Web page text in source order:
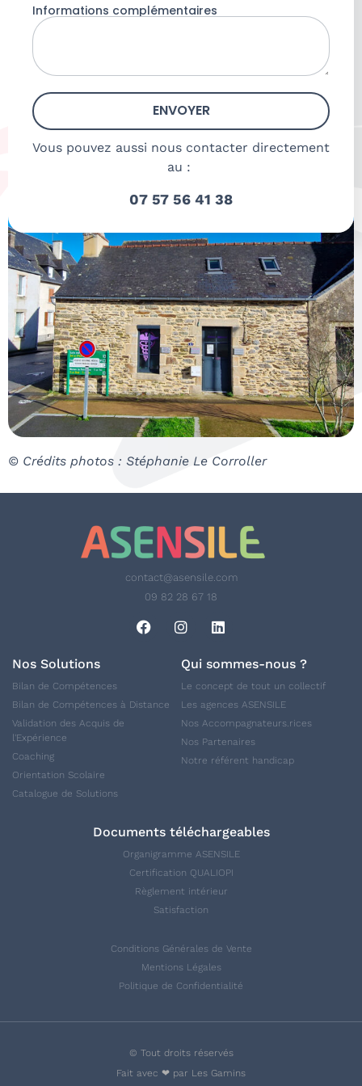
Informations complémentaires
ENVOYER
Vous pouvez aussi nous contacter directement
au :
07 57 56 41 38
© Crédits photos : Stéphanie Le Corroller
contact@asensile.com
09 82 28 67 18
Nos Solutions
Bilan de Compétences
Bilan de Compétences à Distance
Validation des Acquis de
l'Expérience
Coaching
Orientation Scolaire
Catalogue de Solutions
Qui sommes-nous ?
Le concept de tout un collectif
Les agences ASENSILE
Nos Accompagnateurs.rices
Nos Partenaires
Notre référent handicap
Documents téléchargeables
Organigramme ASENSILE
Certification QUALIOPI
Règlement intérieur
Satisfaction
Conditions Générales de Vente
Mentions Légales
Politique de Confidentialité
© Tout droits réservés
Fait avec ❤ par Les Gamins